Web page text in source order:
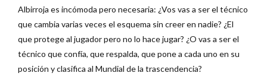
Albirroja es incómoda pero necesaria: ¿Vos vas a ser el técnico
que cambia varias veces el esquema sin creer en nadie? ¿El
que protege al jugador pero no lo hace jugar? ¿O vas a ser el
técnico que confía, que respalda, que pone a cada uno en su
posición y clasifica al Mundial de la trascendencia?